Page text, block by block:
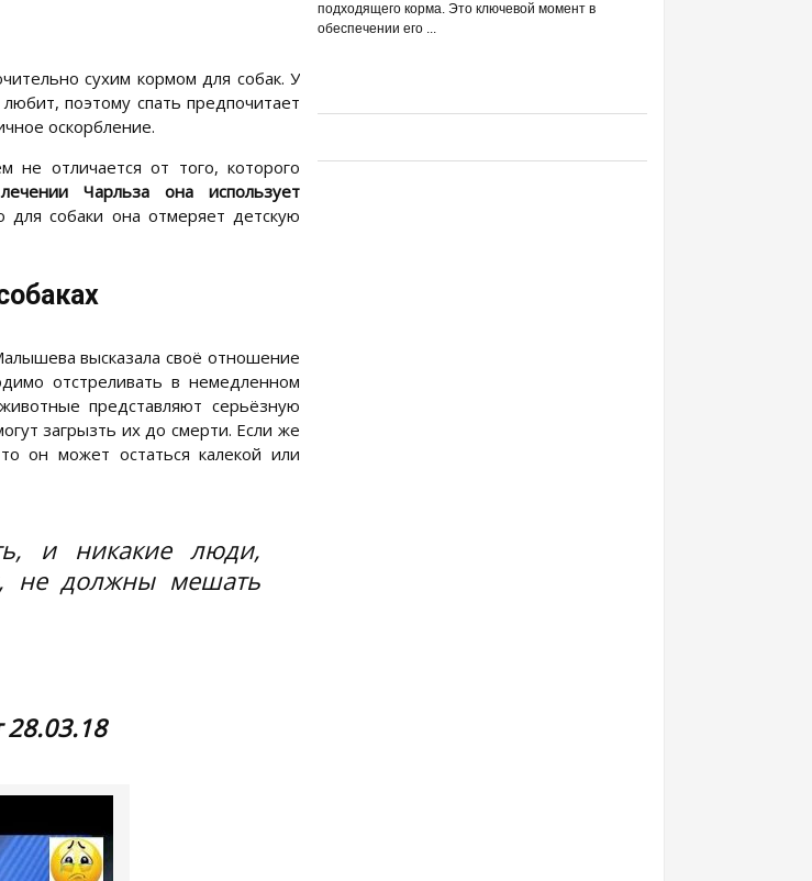
сухим кормом для собак. У
поэтому спать предпочитает
оскорбление.
не отличается от того, которого
Чарльза она использует
для собаки она отмеряет детскую
высказала своё отношение
отстреливать в немедленном
представляют серьёзную
загрызть их до смерти. Если же
он может остаться калекой или
и никакие люди,
не должны мешать
подходящего корма. Это ключевой момент в
обеспечении его ...